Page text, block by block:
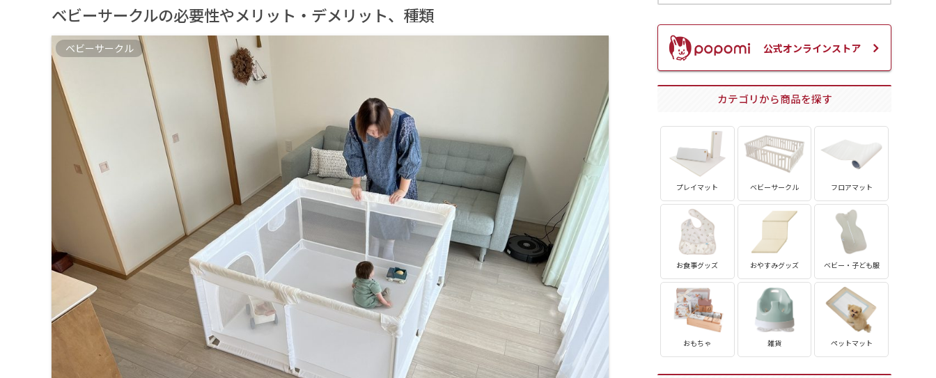
ベビーサークルの必要性やメリット・デメリット、種類
ベビーサークル 公式オンラインストア
カテゴリから商品を探す
プレイマット ベビーサークル フロアマット
お食事グッズ おやすみグッズ ベビー・子ども服
おもちゃ 雑貨 ペットマット